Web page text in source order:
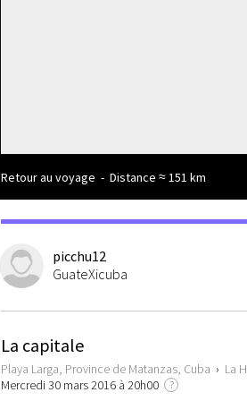
Retour au voyage - Distance ≈ 151 km
picchu12
GuateXicuba
La capitale
Playa Larga, Province de Matanzas, Cuba › La
Mercredi 30 mars 2016 à 20h00
?